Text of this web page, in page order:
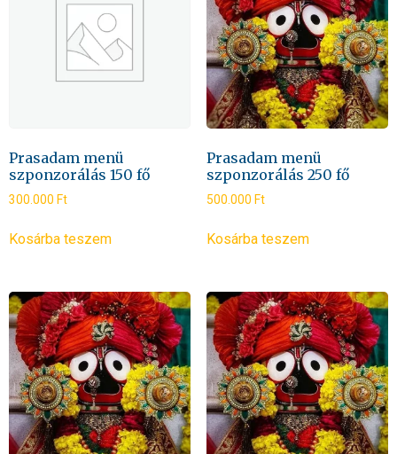
Prasadam menü
szponzorálás 150 fő
300.000 Ft
Kosárba teszem
Prasadam menü
szponzorálás 250 fő
500.000 Ft
Kosárba teszem